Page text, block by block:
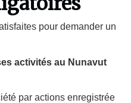
pour demander un
activités au Nunavut
par actions enregistrée